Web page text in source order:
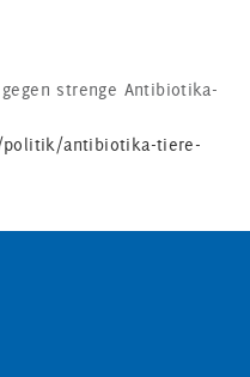
strenge Antibiotika-
antibiotika-tiere-